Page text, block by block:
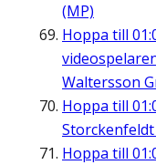
(MP)
Hoppa till
Waltersson
Hoppa till
Hoppa till